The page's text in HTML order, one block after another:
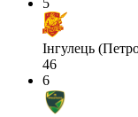
5
Інгулець
46
6